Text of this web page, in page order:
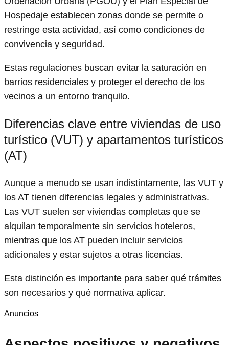
Hospedaje establecen zonas donde se permite o
restringe esta actividad, así como condiciones de
convivencia y seguridad.
Estas regulaciones buscan evitar la saturación en
barrios residenciales y proteger el derecho de los
vecinos a un entorno tranquilo.
Diferencias clave entre viviendas de uso
turístico (VUT) y apartamentos turísticos
(AT)
Aunque a menudo se usan indistintamente, las VUT y
los AT tienen diferencias legales y administrativas.
Las VUT suelen ser viviendas completas que se
alquilan temporalmente sin servicios hoteleros,
mientras que los AT pueden incluir servicios
adicionales y estar sujetos a otras licencias.
Esta distinción es importante para saber qué trámites
son necesarios y qué normativa aplicar.
Anuncios